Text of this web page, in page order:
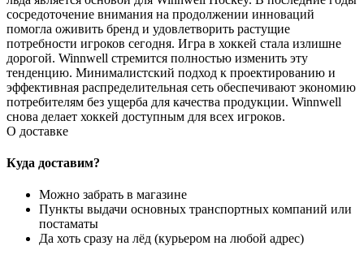
сосредоточение внимания на продолжении инноваций
помогла оживить бренд и удовлетворить растущие
потребности игроков сегодня. Игра в хоккей стала излишне
дорогой. Winnwell стремится полностью изменить эту
тенденцию. Минималистский подход к проектированию и
эффективная распределительная сеть обеспечивают экономию
потребителям без ущерба для качества продукции. Winnwell
снова делает хоккей доступным для всех игроков.
О доставке
Куда доставим?
Можно забрать в магазине
Пункты выдачи основных транспортных компаний или
постаматы
Да хоть сразу на лёд (курьером на любой адрес)